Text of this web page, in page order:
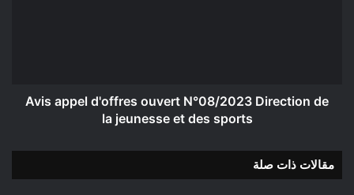
Avis appel d'offres ouvert N°08/2023 Direction de
la jeunesse et des sports
مقالات ذات صلة